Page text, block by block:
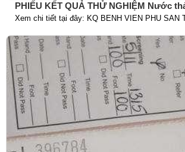
PHIẾU KẾT QUẢ THỬ NGHIỆM Nước
Xem chi tiết tại đây: KQ BENH VIEN PHU SAN